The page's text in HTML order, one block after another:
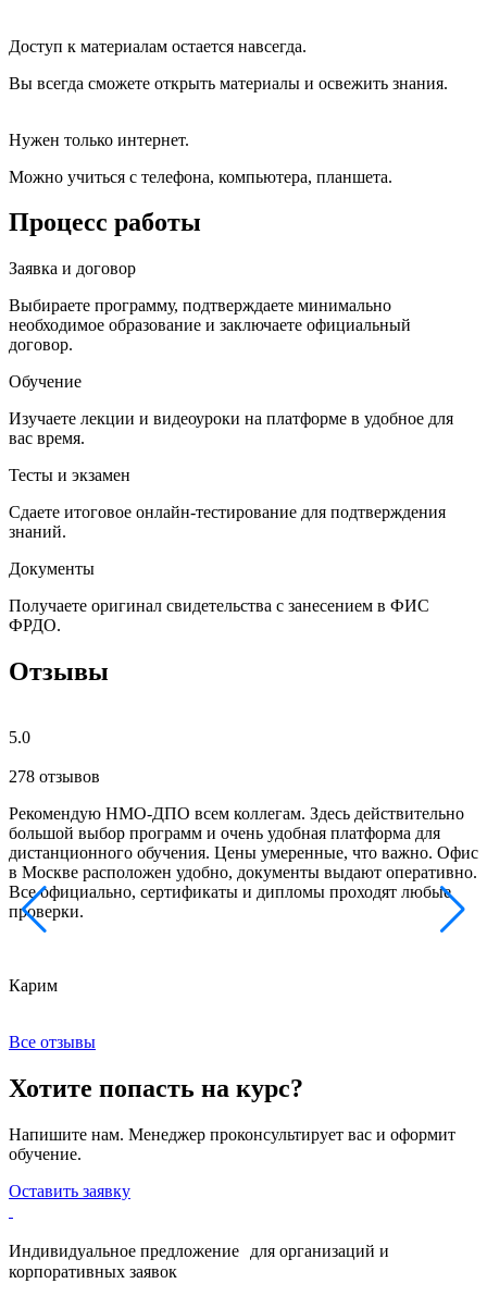
Доступ к материалам остается навсегда.
Вы всегда сможете открыть материалы и освежить знания.
Нужен только интернет.
Можно учиться с телефона, компьютера, планшета.
Процесс работы
Заявка и договор
Выбираете программу, подтверждаете минимально
необходимое образование и заключаете официальный
договор.
Обучение
Изучаете лекции и видеоуроки на платформе в удобное для
вас время.
Тесты и экзамен
Сдаете итоговое онлайн-тестирование для подтверждения
знаний.
Документы
Получаете оригинал свидетельства с занесением в ФИС
ФРДО.
Отзывы
5.0
278 отзывов
Рекомендую НМО-ДПО всем коллегам. Здесь действительно
большой выбор программ и очень удобная платформа для
дистанционного обучения. Цены умеренные, что важно. Офис
в Москве расположен удобно, документы выдают оперативно.
Все официально, сертификаты и дипломы проходят любые
проверки.
Карим
Все отзывы
Хотите попасть на курс?
Напишите нам. Менеджер проконсультирует вас и оформит
обучение.
Оставить заявку
Индивидуальное предложение для организаций и
корпоративных заявок